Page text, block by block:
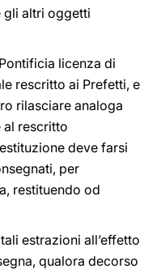
gli altri oggetti
licenza di
rescritto ai Prefetti, e
rilasciare analoga
al rescritto
deve farsi
per
restituendo od
estrazioni all’effetto
qualora decorso